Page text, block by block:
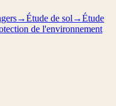
→Étude de sol →Étude
de l'environnement